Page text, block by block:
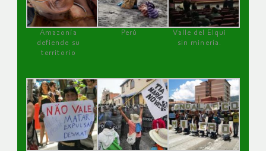
Amazonía
defiende su
territorio
Perú
Valle del Elqui
sin minería.